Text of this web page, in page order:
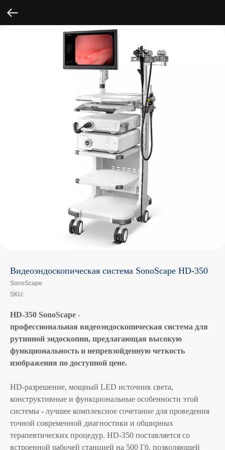
Видеоэндоскопическая система SonoScape HD-350
SonoScape
SKU:
HD-350 SonoScape -
профессиональная видеоэндоскопическая система для
рутинной эндоскопии, предлагающая высокую
функциональность и непревзойденную четкость
изображения по доступной цене.
HD-разрешение, мощный LED источник света,
конструктивные и функциональные особенности этой
системы - лучшее комплексное сочетание для проведения
точной современной диагностики и обширных
терапевтических процедур. HD-350 поставляется со
встроенной рабочей станцией на 500 Гб, позволяющей